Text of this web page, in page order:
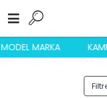
MARKA